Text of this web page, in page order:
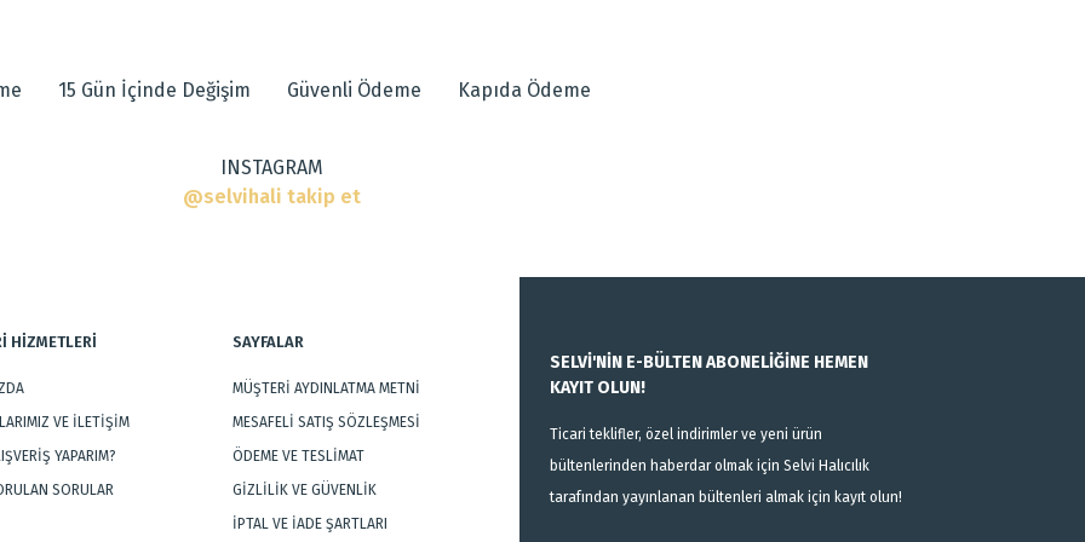
Gönder
15 Gün İçinde Değişim Güvenli Ödeme Kapıda Ödeme
INSTAGRAM
@selvihali takip et
HİZMETLERİ
VE İLETİŞİM
YAPARIM?
SORULAR
SAYFALAR
MÜŞTERİ AYDINLATMA METNİ
MESAFELİ SATIŞ SÖZLEŞMESİ
ÖDEME VE TESLİMAT
GİZLİLİK VE GÜVENLİK
İPTAL VE İADE ŞARTLARI
SELVİ'NİN E-BÜLTEN ABONELİĞİNE HEMEN
KAYIT OLUN!
Ticari teklifler, özel indirimler ve yeni ürün
bültenlerinden haberdar olmak için Selvi Halıcılık
tarafından yayınlanan bültenleri almak için kayıt olun!